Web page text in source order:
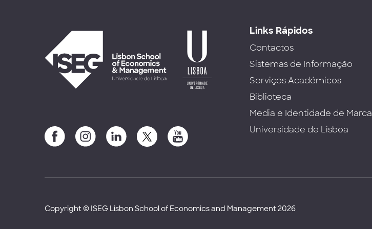
Links Rápidos
Contactos
Sistemas de Informação
Serviços Académicos
Biblioteca
Media e Identidade de Marca
Universidade de Lisboa
Copyright © ISEG Lisbon School of Economics and Management 2026